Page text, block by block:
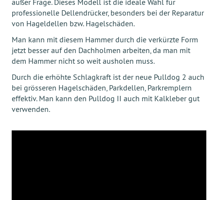
außer Frage. Dieses Modell ist die ideale Wahl für
professionelle Dellendrücker, besonders bei der Reparatur
von Hageldellen bzw. Hagelschäden.
Man kann mit diesem Hammer durch die verkürzte Form
jetzt besser auf den Dachholmen arbeiten, da man mit
dem Hammer nicht so weit ausholen muss.
Durch die erhöhte Schlagkraft ist der neue Pulldog 2 auch
bei grösseren Hagelschäden, Parkdellen, Parkremplern
effektiv. Man kann den Pulldog II auch mit Kalkleber gut
verwenden.